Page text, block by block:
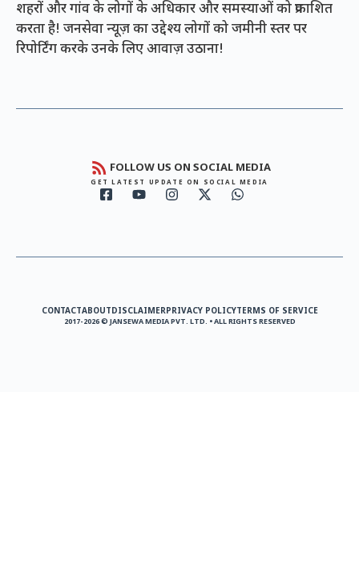
शहरों और गांव के लोगों के अधिकार और समस्याओं को प्रकाशित
करता है! जनसेवा न्यूज़ का उद्देश्य लोगों को जमीनी स्तर पर
रिपोर्टिंग करके उनके लिए आवाज़ उठाना!
FOLLOW US ON SOCIAL MEDIA
GET LATEST UPDATE ON SOCIAL MEDIA
CONTACTABOUTDISCLAIMERPRIVACY POLICYTERMS OF SERVICE
2017-2026 © JANSEWA MEDIA PVT. LTD. • ALL RIGHTS RESERVED